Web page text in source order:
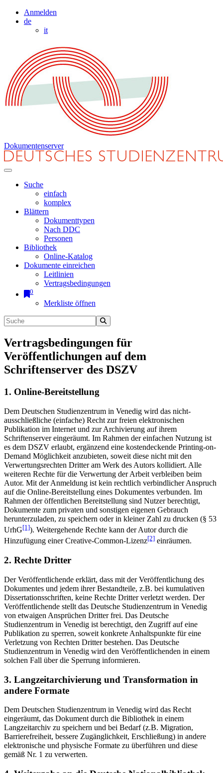
Anmelden
de
it
Dokumentenserver
Suche
einfach
komplex
Blättern
Dokumenttypen
Nach DDC
Personen
Bibliothek
Online-Katalog
Dokumente einreichen
Leitlinien
Vertragsbedingungen
0
Merkliste öffnen
Vertragsbedingungen für
Veröffentlichungen auf dem
Schriftenserver des DSZV
1. Online-Bereitstellung
Dem Deutschen Studienzentrum in Venedig wird das nicht-
ausschließliche (einfache) Recht zur freien elektronischen
Publikation im Internet und zur Archivierung auf ihrem
Schriftenserver eingeräumt. Im Rahmen der einfachen Nutzung ist
es dem DSZV erlaubt, ergänzend eine kostendeckende Printing-on-
Demand Möglichkeit anzubieten, soweit diese nicht mit den
Verwertungsrechten Dritter am Werk des Autors kollidiert. Alle
weiteren Rechte für die Verwertung der Arbeit verbleiben beim
Autor. Mit der Anmeldung ist kein rechtlich verbindlicher Anspruch
auf die Online-Bereitstellung eines Dokumentes verbunden. Im
Rahmen der öffentlichen Bereitstellung sind Nutzer berechtigt,
Dokumente zum privaten und sonstigen eigenen Gebrauch
herunterzuladen, zu speichern oder in kleiner Zahl zu drucken (§ 53
UrhG[1]). Weitergehende Rechte kann der Autor durch die
Hinzufügung einer Creative-Common-Lizenz[2] einräumen.
2. Rechte Dritter
Der Veröffentlichende erklärt, dass mit der Veröffentlichung des
Dokumentes und jedem ihrer Bestandteile, z.B. bei kumulativen
Dissertationsschriften, keine Rechte Dritter verletzt werden. Der
Veröffentlichende stellt das Deutsche Studienzentrum in Venedig
von etwaigen Ansprüchen Dritter frei. Das Deutsche
Studienzentrum in Venedig ist berechtigt, den Zugriff auf eine
Publikation zu sperren, soweit konkrete Anhaltspunkte für eine
Verletzung von Rechten Dritter bestehen. Das Deutsche
Studienzentrum in Venedig wird den Veröffentlichenden in einem
solchen Fall über die Sperrung informieren.
3. Langzeitarchivierung und Transformation in
andere Formate
Dem Deutschen Studienzentrum in Venedig wird das Recht
eingeräumt, das Dokument durch die Bibliothek in einem
Langzeitarchiv zu speichern und bei Bedarf (z.B. Migration,
Barrierefreiheit, bessere Zugänglichkeit, Erschließung) in andere
elektronische und physische Formate zu überführen und diese
gemäß Nr. 1 zu verwerten.